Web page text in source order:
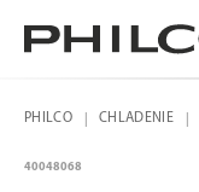
PHILCO CHLADENIE
40048068